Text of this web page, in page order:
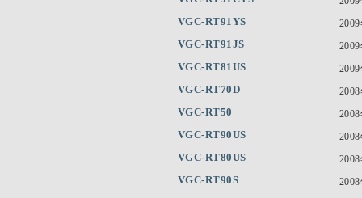
VGC-RT91YS
VGC-RT91JS
VGC-RT81US
VGC-RT70D
VGC-RT50
VGC-RT90US
VGC-RT80US
VGC-RT90S